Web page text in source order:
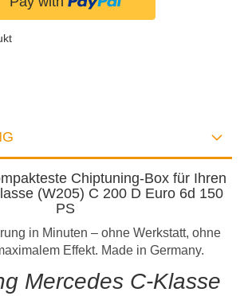
Chiptuning-Box für Ihren
(W205) C 200 D Euro 6d 150
PS
in Minuten – ohne Werkstatt, ohne
Effekt. Made in Germany.
Mercedes C-Klasse